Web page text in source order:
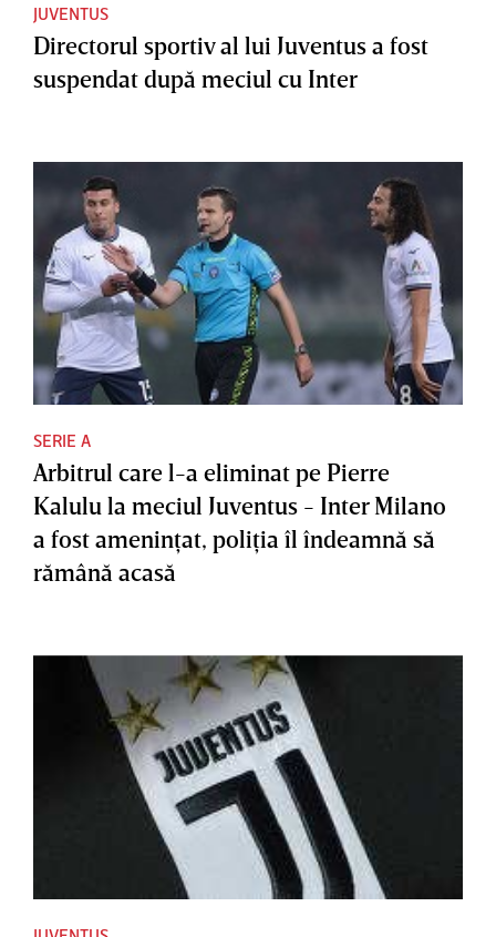
JUVENTUS
Directorul sportiv al lui Juventus a fost
suspendat după meciul cu Inter
SERIE A
Arbitrul care l-a eliminat pe Pierre
Kalulu la meciul Juventus - Inter Milano
a fost ameninţat, poliţia îl îndeamnă să
rămână acasă